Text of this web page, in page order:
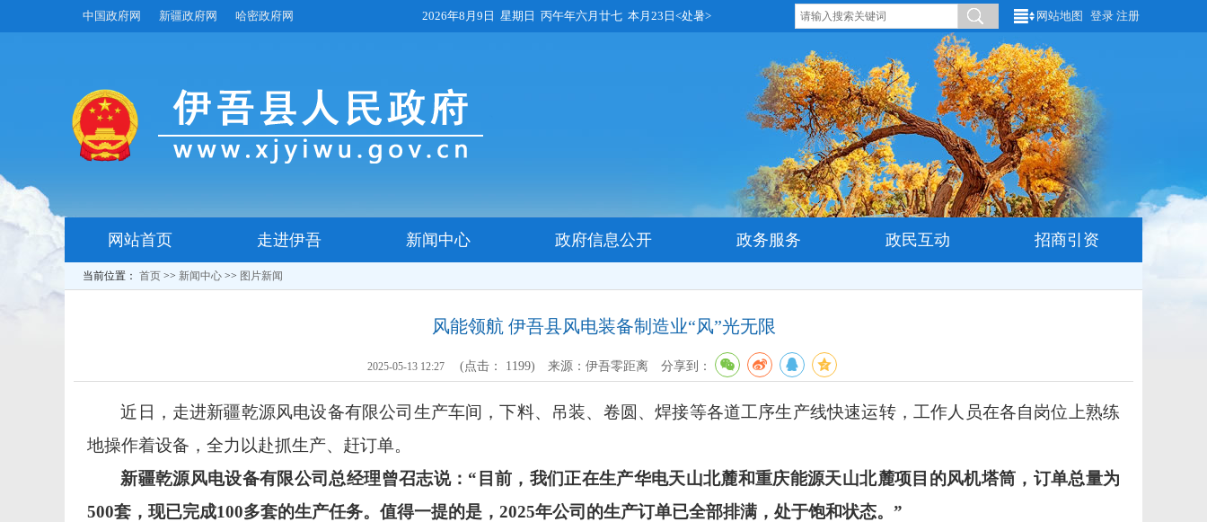
中国政府网 新疆政府网 哈密政府网 2026年8月9日 星期日 丙午年六月廿七 本月23日<处暑> 网站地图 登录 注册
网站首页 走进伊吾 新闻中心 政府信息公开 政务服务 政民互动 招商引资
当前位置： 首页 >> 新闻中心 >> 图片新闻
风能领航 伊吾县风电装备制造业“风”光无限
2025-05-13 12:27 (点击： 1199) 来源：伊吾零距离 分享到：
近日，走进新疆乾源风电设备有限公司生产车间，下料、吊装、卷圆、焊接等各道工序生产线快速运转，工作人员在各自岗位上熟练
地操作着设备，全力以赴抓生产、赶订单。
新疆乾源风电设备有限公司总经理曾召志说： “目前，我们正在生产华电天山北麓和重庆能源天山北麓项目的风机塔筒，订单总量为
500套，现已完成100多套的生产任务。值得一提的是，2025年公司的生产订单已全部排满，处于饱和状态。”